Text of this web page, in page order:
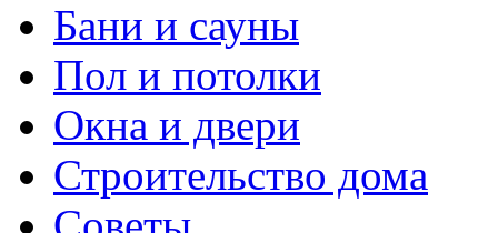
Бани и сауны
Пол и потолки
Окна и двери
Строительство дома